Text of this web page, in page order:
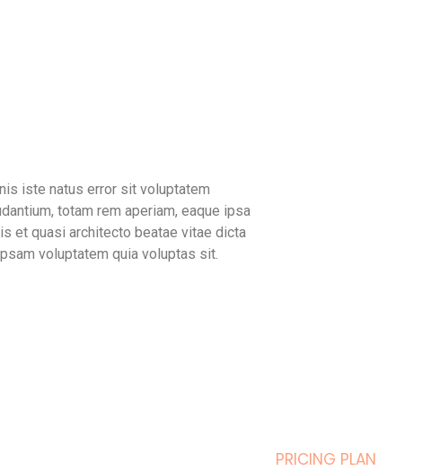
iste natus error sit voluptatem
totam rem aperiam, eaque ipsa
et quasi architecto beatae vitae dicta
voluptatem quia voluptas sit.
PRICING PLAN